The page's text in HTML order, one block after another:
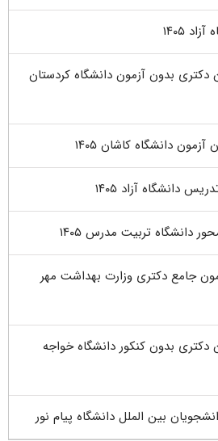
۱۴۰۵
دکتری بدون آزمون دانشگاه کردستان
دانشگاه کاشان ۱۴۰۵
دانشگاه آزاد ۱۴۰۵
دانشگاه تربیت مدرس ۱۴۰۵
جامع دکتری وزارت بهداشت مهر
دکتری بدون کنکور دانشگاه خواجه
بین الملل دانشگاه پیام نور